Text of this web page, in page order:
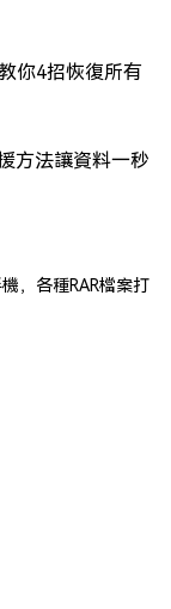
你4招恢復所有
方法讓資料一秒
，各種RAR檔案打